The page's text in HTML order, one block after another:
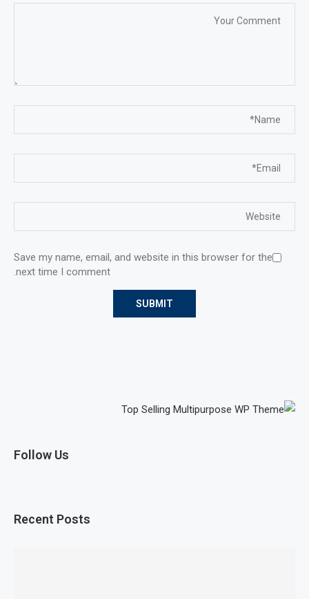
Save my name, email, and website in this browser for the
next time I comment.
Follow Us
Recent Posts